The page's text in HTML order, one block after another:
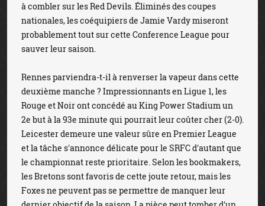
à combler sur les Red Devils. Éliminés des coupes
nationales, les coéquipiers de Jamie Vardy miseront
probablement tout sur cette Conference League pour
sauver leur saison.
Rennes parviendra-t-il à renverser la vapeur dans cette
deuxième manche ? Impressionnants en Ligue 1, les
Rouge et Noir ont concédé au King Power Stadium un
2e but à la 93e minute qui pourrait leur coûter cher (2-0).
Leicester demeure une valeur sûre en Premier League
et la tâche s'annonce délicate pour le SRFC d'autant que
le championnat reste prioritaire. Selon les bookmakers,
les Bretons sont favoris de cette joute retour, mais les
Foxes ne peuvent pas se permettre de manquer leur